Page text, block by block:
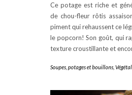
Ce potage est riche et
de chou-fleur rôtis
piment qui rehaussent ce
le popcorn! Son goût, qui
texture croustillante et
Soupes, potages et bouillons